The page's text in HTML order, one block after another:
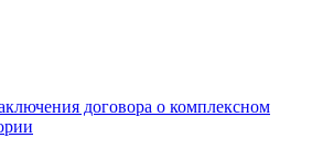
договора о комплексном